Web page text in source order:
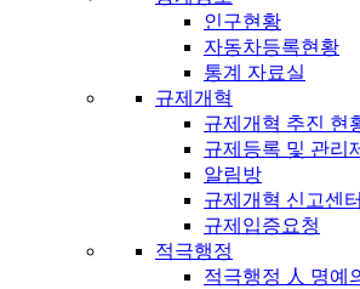
인구현황
자동차등록현황
통계 자료실
규제개혁
규제개혁 추진 현
규제등록 및 관리
알림방
규제개혁 신고센터
규제입증요청
적극행정
적극행정 人 명예